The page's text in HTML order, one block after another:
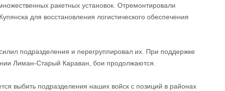
ракетных установок. Отремонтировали
для восстановления логистического обеспечения
подразделения и перегруппировал их. При поддержке
Лиман-Старый Караван, бои продолжаются.
выбить подразделения наших войск с позиций в районах